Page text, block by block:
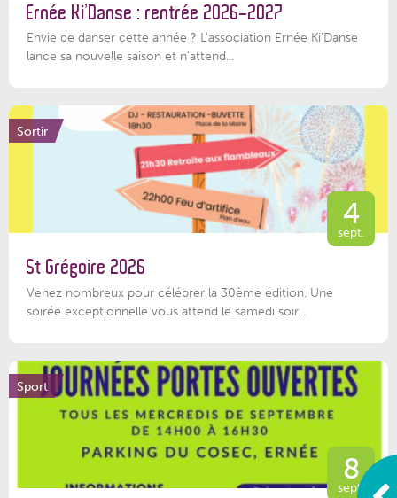
Ernée Ki’Danse : rentrée 2026-2027
Envie de danser cette année ? L'association Ernée Ki'Danse
lance sa nouvelle saison et n'attend...
Sortir
4
sept.
St Grégoire 2026
Venez nombreux pour célébrer la 30ème édition. Une
soirée exceptionnelle vous attend le samedi soir...
Sport
8
sept.